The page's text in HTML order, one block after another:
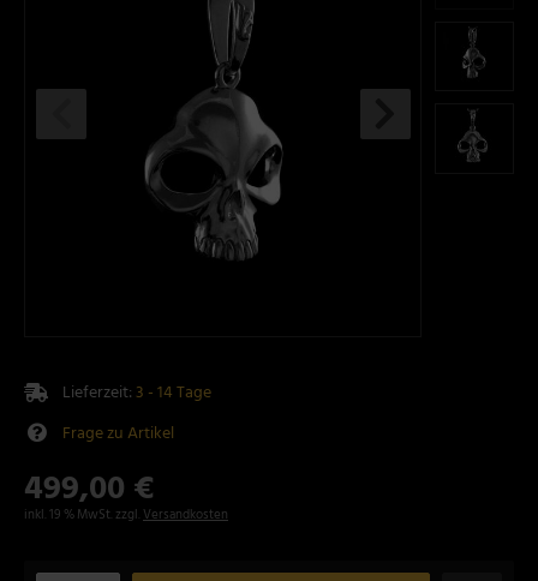
Lieferzeit: 3 - 14 Tage
Frage zu Artikel
499,00 €
inkl. 19 % MwSt. zzgl. Versandkosten